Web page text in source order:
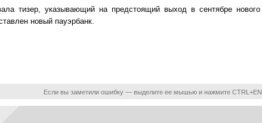
тизер, указывающий на предстоящий выход в сентябре
новый пауэрбанк.
Если вы заметили ошибку — выделите ее мышью и нажмите